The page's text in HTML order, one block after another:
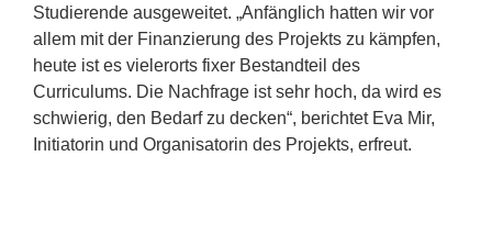
Studierende ausgeweitet. „Anfänglich hatten wir vor
allem mit der Finanzierung des Projekts zu kämpfen,
heute ist es vielerorts fixer Bestandteil des
Curriculums. Die Nachfrage ist sehr hoch, da wird es
schwierig, den Bedarf zu decken“, berichtet Eva Mir,
Initiatorin und Organisatorin des Projekts, erfreut.